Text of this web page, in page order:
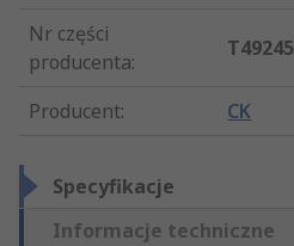
Nr części
producenta:
T49245
Producent: CK
Specyfikacje
Informacje techniczne